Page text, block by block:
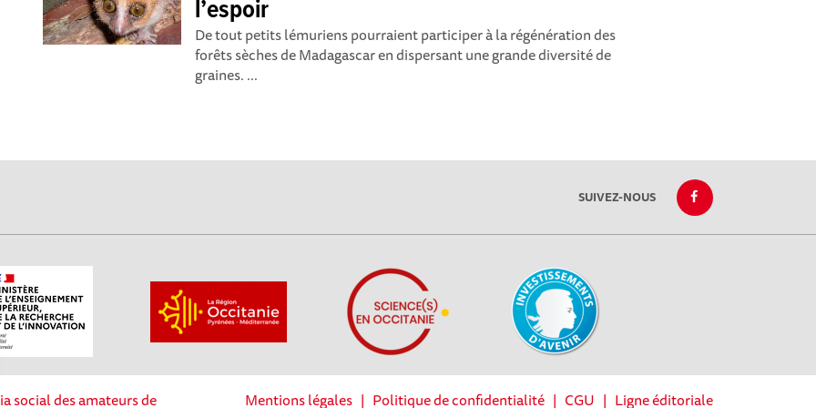
l’espoir
De tout petits lémuriens pourraient participer à la régénération des
forêts sèches de Madagascar en dispersant une grande diversité de
graines. ...
SUIVEZ-NOUS
social des amateurs de Mentions légales| Politique de confidentialité| CGU | Ligne éditoriale